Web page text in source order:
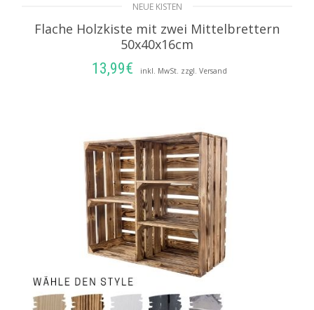
NEUE KISTEN
Flache Holzkiste mit zwei Mittelbrettern
50x40x16cm
13,99€ inkl. MwSt. zzgl. Versand